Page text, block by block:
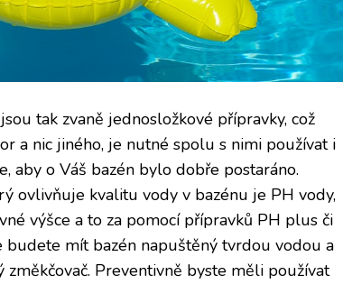
tak zvaně jednosložkové přípravky, což
a nic jiného, je nutné spolu s nimi používat i
aby o Váš bazén bylo dobře postaráno.
ovlivňuje kvalitu vody v bazénu je PH vody,
výšce a to za pomocí přípravků PH plus či
budete mít bazén napuštěný tvrdou vodou a
Preventivně byste měli používat